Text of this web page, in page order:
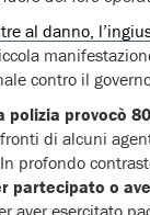
al danno,
contro il
polizia provocò
di alcuni
profondo
partecipato o
aver esercitato